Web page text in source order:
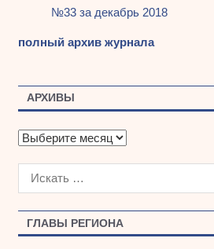
ГЛАВЫ РЕГИОНА
№33 за декабрь 2018
полный архив журнала
АРХИВЫ
А
х
ы